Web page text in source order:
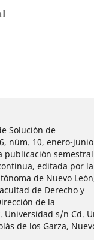
Solución de
núm. 10, enero-junio
publicación semestral
editada por la
de Nuevo
de Derecho y
de la
Universidad s/n Cd.
de los Garza,